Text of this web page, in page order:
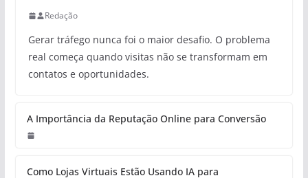
Redação
Gerar tráfego nunca foi o maior desafio. O problema
real começa quando visitas não se transformam em
contatos e oportunidades.
A Importância da Reputação Online para Conversão
Como Lojas Virtuais Estão Usando IA para